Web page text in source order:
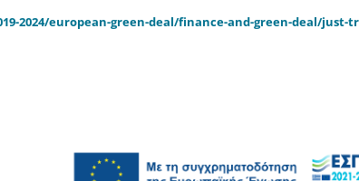
2024/european-green-deal/finance-and-green-deal/